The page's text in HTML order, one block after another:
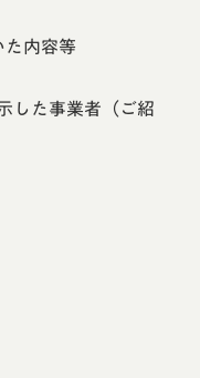
内容等
した事業者（ご紹